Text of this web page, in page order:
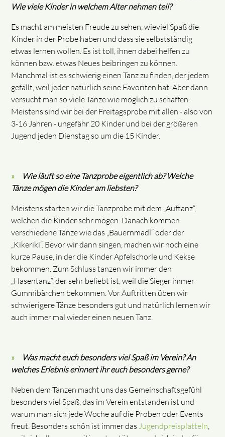
Wie viele Kinder in welchem Alter nehmen teil?
Es macht am meisten Freude zu sehen, wieviel Spaß die
Kinder in der Probe haben und dass sie selbstständig
etwas lernen wollen. Es ist toll, ihnen dabei helfen zu
können bzw. etwas Neues beibringen zu können.
Manchmal ist es schwierig einen Tanz zu finden, der jedem
gefällt, weil jeder natürlich seine Favoriten hat. Aber dann
versucht man so viele Tänze wie möglich zu schaffen.
Meistens sind wir bei der Freitagsprobe mit allen - also von
3-16 Jahren - ungefähr 20 Kinder und bei der größeren
Jugend jeden Dienstag so um die 15 Kinder.
Wie läuft so eine Tanzprobe eigentlich ab? Welche
Tänze mögen die Kinder am liebsten?
Meistens starten wir die Tanzprobe mit dem „Auftanz“,
welchen die Kinder sehr mögen. Danach kommen
verschiedene Tänze wie das „Bauernmadl“ oder der
„Kikeriki“. Bevor wir dann singen, machen wir noch eine
kurze Pause, in der die Kinder Apfelschorle und Kekse
bekommen. Zum Schluss tanzen wir immer den
„Hasentanz“, der sehr beliebt ist, weil die Sieger immer
Gummibärchen bekommen. Vor Auftritten üben wir
schwierigere Tänze besonders gut und natürlich lernen wir
auch immer mal wieder einen neuen Tanz.
Was macht euch besonders viel Spaß im Verein? An
welches Erlebnis erinnert ihr euch besonders gerne?
Neben dem Tanzen macht uns das Gemeinschaftsgefühl
besonders viel Spaß, das im Verein entstanden ist und
warum man sich jede Woche auf die Proben oder Events
freut. Besonders schön ist immer das Jugendpreisplatteln